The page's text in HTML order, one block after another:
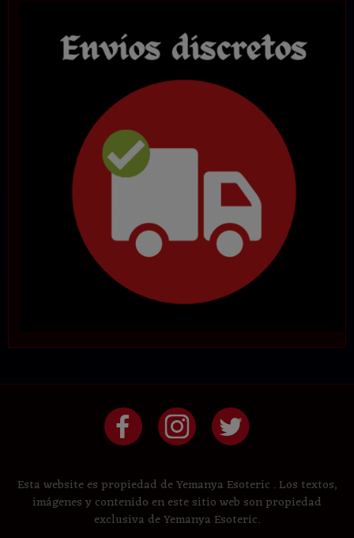
Esta website es propiedad de Yemanya Esoteric . Los textos,
imágenes y contenido en este sitio web son propiedad
exclusiva de Yemanya Esoteric.